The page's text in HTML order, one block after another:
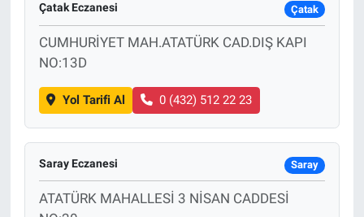
Çatak Eczanesi Çatak
CUMHURİYET MAH.ATATÜRK CAD.DIŞ KAPI
NO:13D
Yol Tarifi Al 0 (432) 512 22 23
Saray Eczanesi Saray
ATATÜRK MAHALLESİ 3 NİSAN CADDESİ